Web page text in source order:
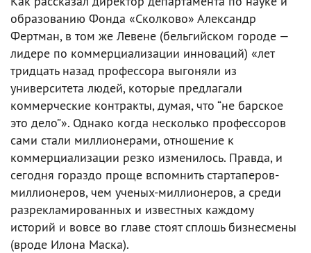
образованию Фонда «Сколково» Александр
Фертман, в том же Левене (бельгийском городе —
лидере по коммерциализации инноваций) «лет
тридцать назад профессора выгоняли из
университета людей, которые предлагали
коммерческие контракты, думая, что “не барское
это дело”». Однако когда несколько профессоров
сами стали миллионерами, отношение к
коммерциализации резко изменилось. Правда, и
сегодня гораздо проще вспомнить стартаперов-
миллионеров, чем ученых-миллионеров, а среди
разрекламированных и известных каждому
историй и вовсе во главе стоят сплошь бизнесмены
(вроде Илона Маска).